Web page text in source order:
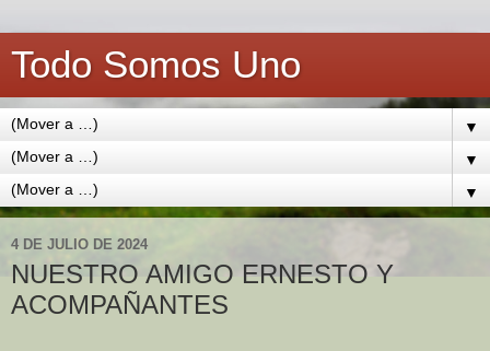
Todo Somos Uno
▼
▼
▼
4 DE JULIO DE 2024
NUESTRO AMIGO ERNESTO Y
ACOMPAÑANTES